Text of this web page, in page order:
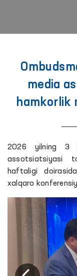
media
hamkorlik
2026 yilning 3
assotsiatsiyasi
haftaligi
xalqaro